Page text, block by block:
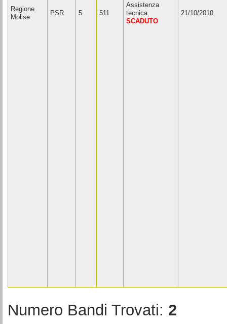
Regione
Molise
PSR 5 511
Assistenza
tecnica
SCADUTO
21/10/2010
Numero Bandi Trovati: 2